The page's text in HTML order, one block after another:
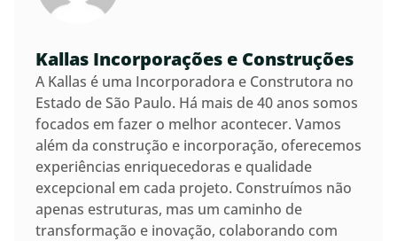
Kallas Incorporações e Construções
A Kallas é uma Incorporadora e Construtora no
Estado de São Paulo. Há mais de 40 anos somos
focados em fazer o melhor acontecer. Vamos
além da construção e incorporação, oferecemos
experiências enriquecedoras e qualidade
excepcional em cada projeto. Construímos não
apenas estruturas, mas um caminho de
transformação e inovação, colaborando com